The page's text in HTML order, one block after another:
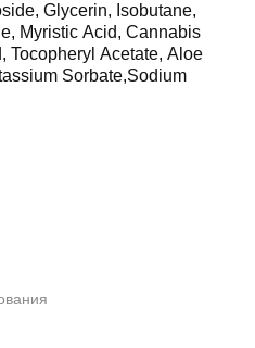
Glycerin, Isobutane,
Myristic Acid, Cannabis
Tocopheryl Acetate, Aloe
Sorbate,Sodium